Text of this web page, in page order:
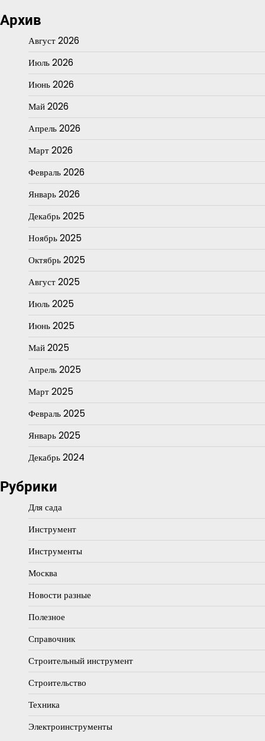
Архив
Август 2026
Июль 2026
Июнь 2026
Май 2026
Апрель 2026
Март 2026
Февраль 2026
Январь 2026
Декабрь 2025
Ноябрь 2025
Октябрь 2025
Август 2025
Июль 2025
Июнь 2025
Май 2025
Апрель 2025
Март 2025
Февраль 2025
Январь 2025
Декабрь 2024
Рубрики
Для сада
Инструмент
Инструменты
Москва
Новости разные
Полезное
Справочник
Строительный инструмент
Строительство
Техника
Электроинструменты